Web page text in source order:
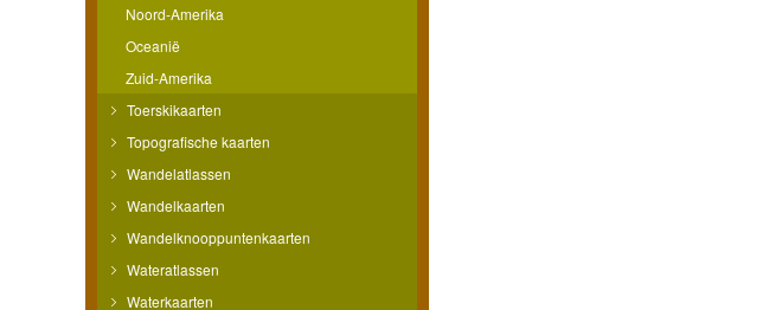
Noord-Amerika
Oceanië
Zuid-Amerika
Toerskikaarten
Topografische kaarten
Wandelatlassen
Wandelkaarten
Wandelknooppuntenkaarten
Wateratlassen
Waterkaarten